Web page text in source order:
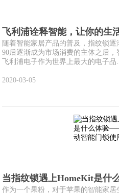
飞利浦诠释智能，让你的生
随着智能家居产品的普及，指纹锁逐
90后逐渐成为市场消费的主体之后，
飞利浦电子作为世界上最大的电子品...
2020-03-05
当指纹锁遇上HomeKit是
作为一个果粉，对于苹果的智能家